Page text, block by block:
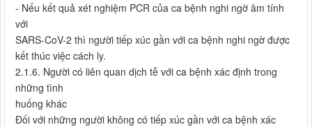
- Nếu kết quả xét nghiệm PCR của ca bệnh nghi ngờ âm tính
với
SARS-CoV-2 thì người tiếp xúc gần với ca bệnh nghi ngờ được
kết thúc việc cách ly.
2.1.6. Người có liên quan dịch tễ với ca bệnh xác định trong
những tình
huống khác
Đối với những người không có tiếp xúc gần với ca bệnh xác